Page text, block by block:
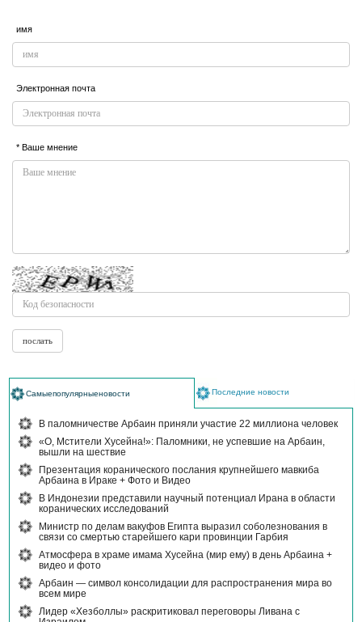
имя
Электронная почта
* Ваше мнение
Самыепопулярныеновости Последние новости
В паломничестве Арбаин приняли участие 22 миллиона человек
«О, Мстители Хусейна!»: Паломники, не успевшие на Арбаин,
вышли на шествие
Презентация коранического послания крупнейшего мавкиба
Арбаина в Ираке + Фото и Видео
В Индонезии представили научный потенциал Ирана в области
коранических исследований
Министр по делам вакуфов Египта выразил соболезнования в
связи со смертью старейшего кари провинции Гарбия
Атмосфера в храме имама Хусейна (мир ему) в день Арбаина +
видео и фото
Арбаин — символ консолидации для распространения мира во
всем мире
Лидер «Хезболлы» раскритиковал переговоры Ливана с